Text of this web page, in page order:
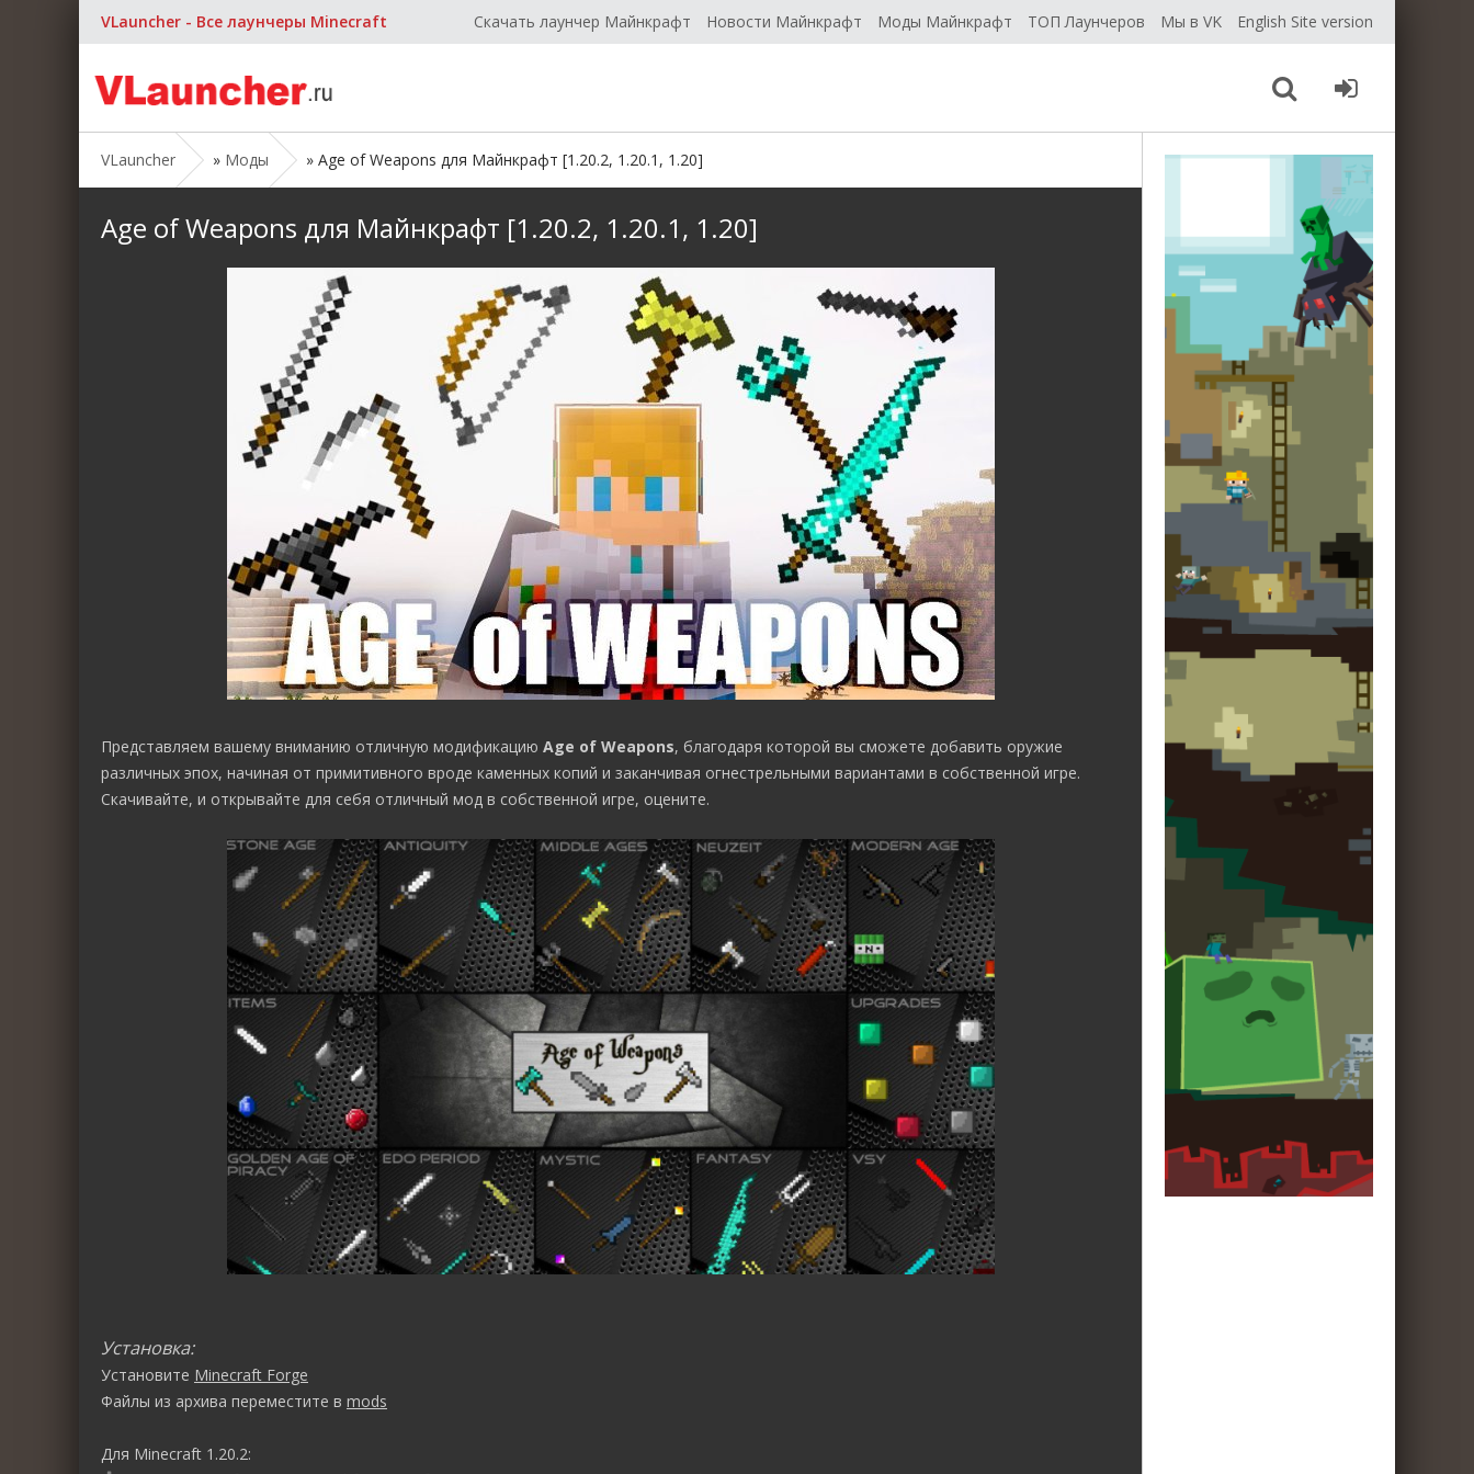
VLauncher - Все лаунчеры Minecraft Скачать лаунчер Майнкрафт Новости Майнкрафт Моды Майнкрафт ТОП Лаунчеров Мы в VK English Site version
VLauncher » Моды » Age of Weapons для Майнкрафт [1.20.2, 1.20.1, 1.20]
Age of Weapons для Майнкрафт [1.20.2, 1.20.1, 1.20]
Представляем вашему вниманию отличную модификацию Age of Weapons, благодаря которой вы сможете добавить оружие
различных эпох, начиная от примитивного вроде каменных копий и заканчивая огнестрельными вариантами в собственной игре.
Скачивайте, и открывайте для себя отличный мод в собственной игре, оцените.
Установка:
Установите Minecraft Forge
Файлы из архива переместите в mods
Для Minecraft 1.20.2: